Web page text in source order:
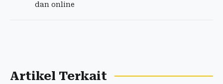
dan online
Artikel Terkait